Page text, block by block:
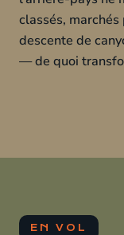
classés,
descente de
— de quoi
EN VOL